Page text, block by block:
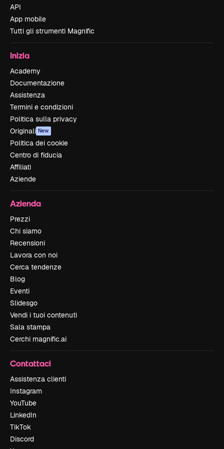
API
App mobile
Tutti gli strumenti Magnific
Inizia
Academy
Documentazione
Assistenza
Termini e condizioni
Politica sulla privacy
Originali New
Politica dei cookie
Centro di fiducia
Affiliati
Aziende
Azienda
Prezzi
Chi siamo
Recensioni
Lavora con noi
Cerca tendenze
Blog
Eventi
Slidesgo
Vendi i tuoi contenuti
Sala stampa
Cerchi magnific.ai
Contattaci
Assistenza clienti
Instagram
YouTube
LinkedIn
TikTok
Discord